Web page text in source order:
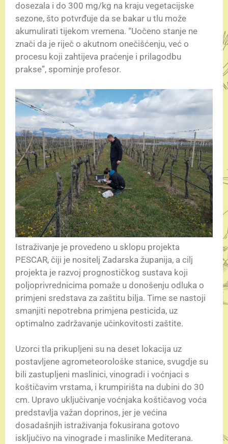
dosezala i do 300 mg/kg na kraju vegetacijske
sezone, što potvrđuje da se bakar u tlu može
akumulirati tijekom vremena. “Uočeno stanje ne
znači da je riječ o akutnom onečišćenju, već o
procesu koji zahtijeva praćenje i prilagodbu
prakse”, spominje profesor.
Istraživanje je provedeno u sklopu projekta
PESCAR, čiji je nositelj Zadarska županija, a cilj
projekta je razvoj prognostičkog sustava koji
poljoprivrednicima pomaže u donošenju odluka o
primjeni sredstava za zaštitu bilja. Time se nastoji
smanjiti nepotrebna primjena pesticida, uz
optimalno zadržavanje učinkovitosti zaštite.
Uzorci tla prikupljeni su na deset lokacija uz
postavljene agrometeorološke stanice, svugdje su
bili zastupljeni maslinici, vinogradi i voćnjaci s
koštičavim vrstama, i krumpirišta na dubini do 30
cm. Upravo uključivanje voćnjaka koštičavog voća
predstavlja važan doprinos, jer je većina
dosadašnjih istraživanja fokusirana gotovo
isključivo na vinograde i maslinike Mediterana.